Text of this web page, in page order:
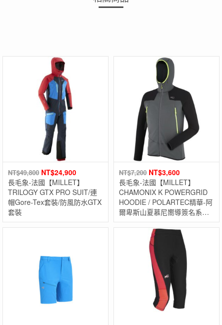
NT$49,800 NT$24,900
長毛象-法國【MILLET】
TRILOGY GTX PRO SUIT/連
帽Gore-Tex套裝/防風防水GTX
套裝
NT$7,200 NT$3,600
長毛象-法國【MILLET】
CHAMONIX K POWERGRID
HOODIE / POLARTEC精華-阿
爾卑斯山夏慕尼嚮導簽名系
列!!! 保暖透氣快乾外套